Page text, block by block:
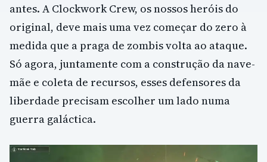
antes. A Clockwork Crew, os nossos heróis do
original, deve mais uma vez começar do zero à
medida que a praga de zombis volta ao ataque.
Só agora, juntamente com a construção da nave-
mãe e coleta de recursos, esses defensores da
liberdade precisam escolher um lado numa
guerra galáctica.